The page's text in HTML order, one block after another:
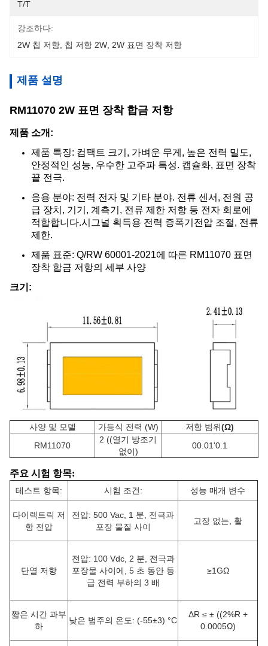
T/T
강조하다:
2W 칩 저항 칩 저항 2W 2W 표면 장착 저항
제품 설명
RM11070 2W 표면 장착 합금 저항
제품 소개:
제품 특징: 컴팩트 크기, 가벼운 무게, 높은 전력 밀도,
안정적인 성능, 우수한 고주파 특성. 캡슐화, 표면 장착
끝 전극.
응용 분야: 전력 전자 및 기타 분야. 전류 센서, 전원 공
급 장치, 기기, 계측기, 전류 제한 저항 등 전자 회로에
적합합니다.시그널 획득용 전력 증폭기전압 조절, 전류
제한.
제품 표준: Q/RW 60001-2021에 따른 RM11070 표면
장착 합금 저항의 세부 사양
크기:
사양 및 모델 가등식 전력 (W) 저항 범위(Ω)
RM11070
2 ((열기 방조기
없이)
00.01'0.1
주요 시험 항목:
테스트 항목: 시험 조건: 성능 매개 변수
다이렉트릭 저
항 전압
전압: 500 Vac, 1 분, 전극과
포장 물질 사이
고장 없는, 활
단열 저항
전압: 100 Vdc, 2 분, 전극과
포장물 사이에, 5 초 동안 등
급 전력 부하의 3 배
≥1GΩ
짧은 시간 과부
하
낮은 범주의 온도: (-55±3) °C
ΔR ≤ ± ((2%R +
0.0005Ω)